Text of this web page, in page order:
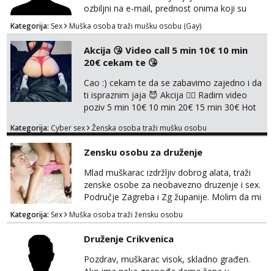
što se “odrađuje”,...
ozbiljni na e-mail, prednost onima koji su
vitke građe, iskustvo mi je nebitno. Higijena i
diskrecija su mi na prvom mjestu,
maksimalno držim do izgleda, sportski sam
tip.
Kategorija: Sex Muška osoba traži mušku osobu (Gay)
Akcija 😘 Video call 5 min 10€ 10 min
20€ cekam te 😘
Cao :) cekam te da se zabavimo zajedno i da
ti ispraznim jaja 😈 Akcija 👇🏽 Radim video
poziv 5 min 10€ 10 min 20€ 15 min 30€ Hot
online Cekam te javi mi se porukom 😈👇🏽👇🏽
+385919904531
Kategorija: Cyber sex Ženska osoba traži mušku osobu
Zensku osobu za druženje
Mlad muškarac izdržljiv dobrog alata, traži
zenske osobe za neobavezno druzenje i sex.
Područje Zagreba i Zg županije. Molim da mi
se javljaju samo ženske osobe, muškarci i
parovi me ne zanimaju. Poruka, poziv ili
WhatsApp 0917339834
Kategorija: Sex Muška osoba traži žensku osobu
Druženje Crikvenica
Pozdrav, muškarac visok, skladno građen.